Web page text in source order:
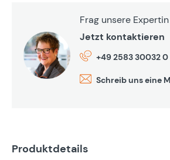
Frag unsere
Jetzt kontaktieren
+49 2583 30032 0
Schreib uns eine
Produktdetails